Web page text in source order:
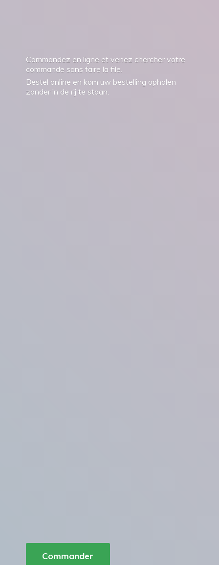
Commandez en ligne et venez chercher votre
commande sans faire la file.
Bestel online en kom uw bestelling ophalen
zonder in de rij te staan.
Commander